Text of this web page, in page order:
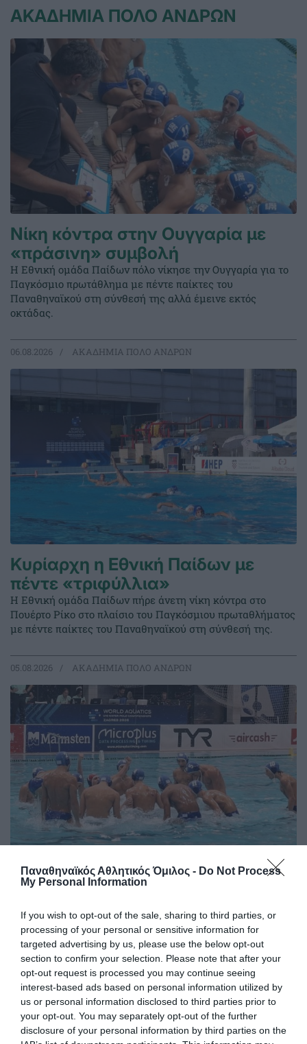
Παναθηναϊκός Αθλητικός Όμιλος - Do Not Process
My Personal Information
If you wish to opt-out of the sale, sharing to third parties, or
processing of your personal or sensitive information for
targeted advertising by us, please use the below opt-out
section to confirm your selection. Please note that after your
opt-out request is processed you may continue seeing
interest-based ads based on personal information utilized by
us or personal information disclosed to third parties prior to
your opt-out. You may separately opt-out of the further
disclosure of your personal information by third parties on the
ΑΚΑΔΗΜΙΑ ΠΟΛΟ ΑΝΔΡΩΝ
Νίκη κόντρα στην Ουγγαρία με
«πράσινη» συμβολή
Η Εθνική ομάδα Παίδων πόλο νίκησε την Ουγγαρία για το
Παγκόσμιο πρωτάθλημα με πέντε παίκτες του
Παναθηναϊκού στη σύνθεσή της αλλά έμεινε εκτός
οκτάδας.
06.08.2026 ΑΚΑΔΗΜΙΑ ΠΟΛΟ ΑΝΔΡΩΝ
Κυρίαρχη η Εθνική Παίδων με
πέντε «τριφύλλια»
Η Εθνική ομάδα Παίδων πήρε άνετη νίκη κόντρα στο
Πουέρτο Ρίκο στο πλαίσιο του Παγκόσμιου πρωταθλήματος
με πέντε παίκτες του Παναθηναϊκού στη σύνθεσή της.
05.08.2026 ΑΚΑΔΗΜΙΑ ΠΟΛΟ ΑΝΔΡΩΝ
Σπουδαία νίκη για την Εθνική με
Η Εθνική ομάδα πόλο Παίδων πήρε τη νίκη κόντρα στην
Ισπανία έχοντας πέντε παίκτες του Παναθηναϊκού στη
σύνθεσή της και MVP τον Παναγιώτη Καρατζά.
04.08.2026 ΑΚΑΔΗΜΙΑ ΠΟΛΟ ΑΝΔΡΩΝ